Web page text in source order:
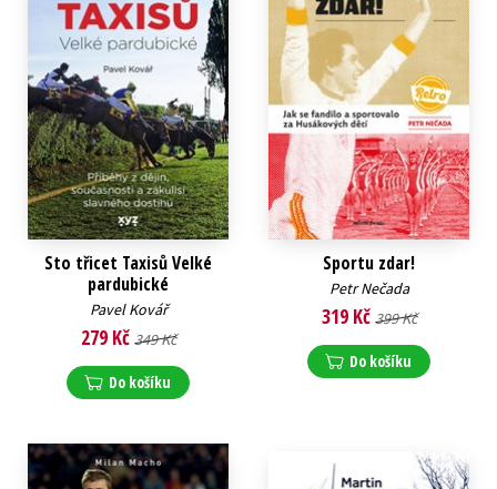
Sto třicet Taxisů Velké
pardubické
Pavel Kovář
279 Kč 349 Kč
Do košíku
Sportu zdar!
Petr Nečada
319 Kč 399 Kč
Do košíku